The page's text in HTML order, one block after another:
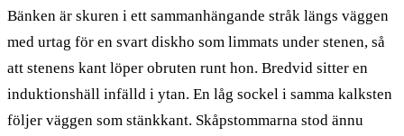
Bänken är skuren i ett sammanhängande stråk längs väggen
med urtag för en svart diskho som limmats under stenen, så
att stenens kant löper obruten runt hon. Bredvid sitter en
induktionshäll infälld i ytan. En låg sockel i samma kalksten
följer väggen som stänkkant. Skåpstommarna stod ännu